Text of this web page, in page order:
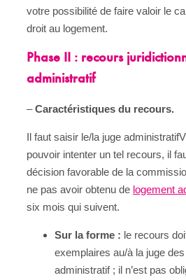
votre possibilité de faire valoir le
droit au logement.
Phase II : recours
administratif
–Caractéristiques du recours.
Il faut saisir le/la juge
pouvoir intenter un tel recours, il
décision favorable de la
ne pas avoir obtenu de logement
six mois qui suivent.
Sur la forme : le recours
exemplaires au/à la juge
administratif ; il n’est pas